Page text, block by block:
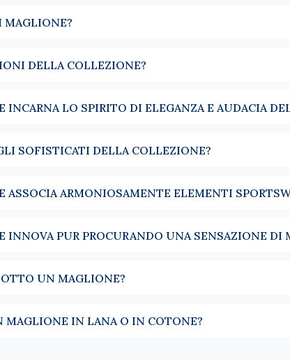
Indossato sopra una camicia classica, lascia
le temperature scendono. Copre, protegge e dà
in una palette di colori pensata per integrarsi
MAGLIONE?
DELLA COLLEZIONE?
LO SPIRITO DI ELEGANZA E AUDACIA
SOFISTICATI DELLA COLLEZIONE?
ARMONIOSAMENTE ELEMENTI
PUR PROCURANDO UNA SENSAZIONE DI
UN MAGLIONE?
MAGLIONE IN LANA O IN COTONE?